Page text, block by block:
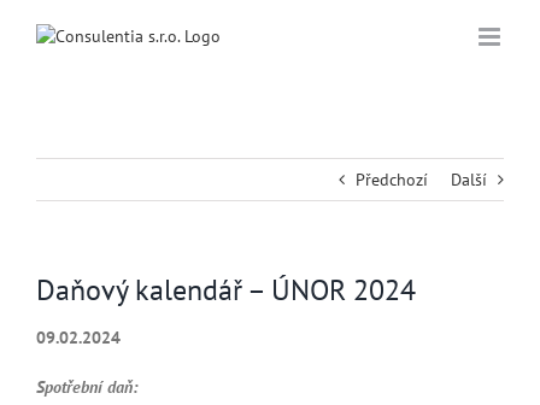
Předchozí Další
Daňový kalendář – ÚNOR 2024
09.02.2024
Spotřební daň: